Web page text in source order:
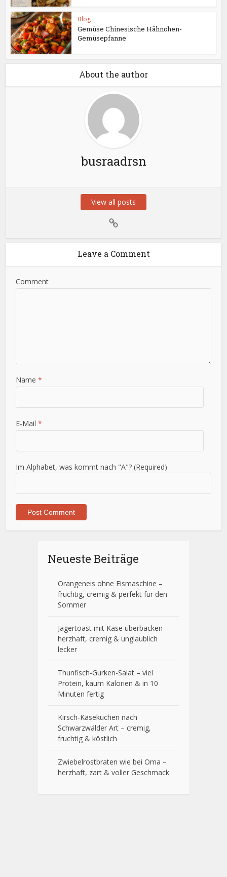
Blog
Gemüse Chinesische Hähnchen-
Gemüsepfanne
About the author
busraadrsn
View all posts
Leave a Comment
Comment
Name*
E-Mail*
Im Alphabet, was kommt nach "A"? (Required)
Neueste Beiträge
Orangeneis ohne Eismaschine –
fruchtig, cremig & perfekt für den
Sommer
Jägertoast mit Käse überbacken –
herzhaft, cremig & unglaublich
lecker
Thunfisch-Gurken-Salat – viel
Protein, kaum Kalorien & in 10
Minuten fertig
Kirsch-Käsekuchen nach
Schwarzwälder Art – cremig,
fruchtig & köstlich
Zwiebelrostbraten wie bei Oma –
herzhaft, zart & voller Geschmack